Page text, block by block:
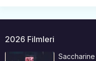
2026 Filmleri